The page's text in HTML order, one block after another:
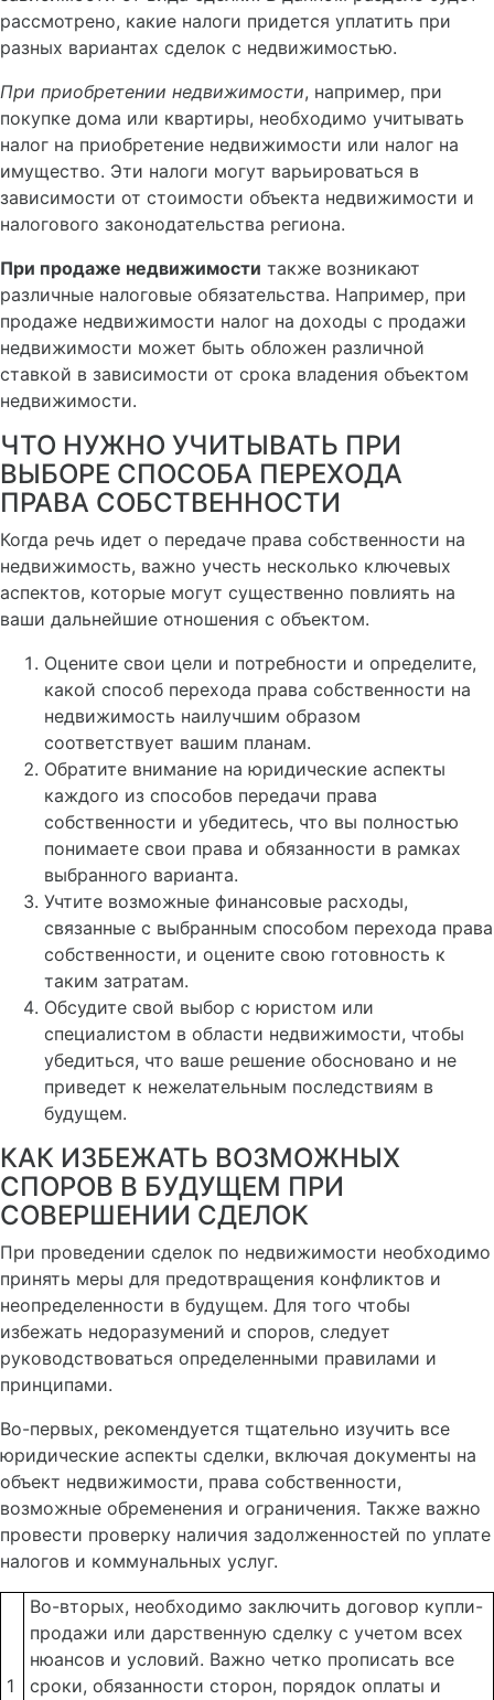
рассмотрено, какие налоги придется уплатить при
разных вариантах сделок с недвижимостью.
При приобретении недвижимости, например, при
покупке дома или квартиры, необходимо учитывать
налог на приобретение недвижимости или налог на
имущество. Эти налоги могут варьироваться в
зависимости от стоимости объекта недвижимости и
налогового законодательства региона.
При продаже недвижимости также возникают
различные налоговые обязательства. Например, при
продаже недвижимости налог на доходы с продажи
недвижимости может быть обложен различной
ставкой в зависимости от срока владения объектом
недвижимости.
ЧТО НУЖНО УЧИТЫВАТЬ ПРИ
ВЫБОРЕ СПОСОБА ПЕРЕХОДА
ПРАВА СОБСТВЕННОСТИ
Когда речь идет о передаче права собственности на
недвижимость, важно учесть несколько ключевых
аспектов, которые могут существенно повлиять на
ваши дальнейшие отношения с объектом.
Оцените свои цели и потребности и определите,
какой способ перехода права собственности на
недвижимость наилучшим образом
соответствует вашим планам.
Обратите внимание на юридические аспекты
каждого из способов передачи права
собственности и убедитесь, что вы полностью
понимаете свои права и обязанности в рамках
выбранного варианта.
Учтите возможные финансовые расходы,
связанные с выбранным способом перехода права
собственности, и оцените свою готовность к
таким затратам.
Обсудите свой выбор с юристом или
специалистом в области недвижимости, чтобы
убедиться, что ваше решение обосновано и не
приведет к нежелательным последствиям в
будущем.
КАК ИЗБЕЖАТЬ ВОЗМОЖНЫХ
СПОРОВ В БУДУЩЕМ ПРИ
СОВЕРШЕНИИ СДЕЛОК
При проведении сделок по недвижимости необходимо
принять меры для предотвращения конфликтов и
неопределенности в будущем. Для того чтобы
избежать недоразумений и споров, следует
руководствоваться определенными правилами и
принципами.
Во-первых, рекомендуется тщательно изучить все
юридические аспекты сделки, включая документы на
объект недвижимости, права собственности,
возможные обременения и ограничения. Также важно
провести проверку наличия задолженностей по уплате
налогов и коммунальных услуг.
1
Во-вторых, необходимо заключить договор купли-
продажи или дарственную сделку с учетом всех
нюансов и условий. Важно четко прописать все
сроки, обязанности сторон, порядок оплаты и